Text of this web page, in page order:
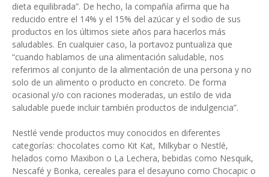
dieta equilibrada”. De hecho, la compañía afirma que ha
reducido entre el 14% y el 15% del azúcar y el sodio de sus
productos en los últimos siete años para hacerlos más
saludables. En cualquier caso, la portavoz puntualiza que
“cuando hablamos de una alimentación saludable, nos
referimos al conjunto de la alimentación de una persona y no
solo de un alimento o producto en concreto. De forma
ocasional y/o con raciones moderadas, un estilo de vida
saludable puede incluir también productos de indulgencia”.
Nestlé vende productos muy conocidos en diferentes
categorías: chocolates como Kit Kat, Milkybar o Nestlé,
helados como Maxibon o La Lechera, bebidas como Nesquik,
Nescafé y Bonka, cereales para el desayuno como Chocapic o